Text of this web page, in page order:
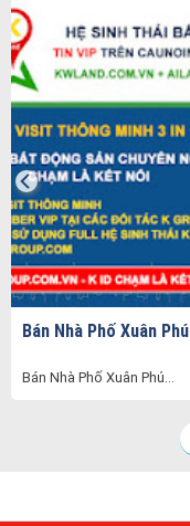
Bán Nhà Phố Xuân Phú
Bán Nhà Phố Xuân Phú...